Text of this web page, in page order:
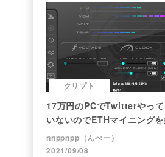
クリプト
17万円のPCでTwitterやって
いないのでETHマイニング
nnppnpp（んぺー）
2021/09/08